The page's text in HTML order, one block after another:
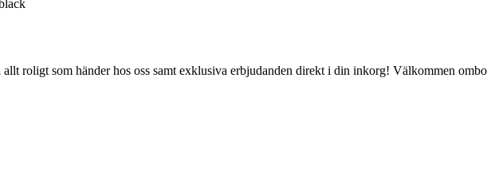
roligt som händer hos oss samt exklusiva erbjudanden direkt i din inkorg! Välkommen